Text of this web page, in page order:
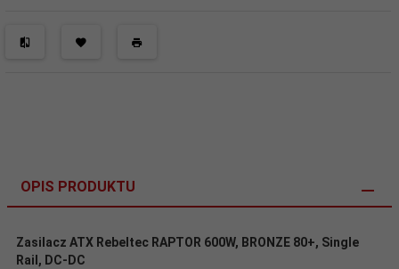
OPIS PRODUKTU
Zasilacz ATX Rebeltec RAPTOR 600W, BRONZE 80+, Single
Rail, DC-DC